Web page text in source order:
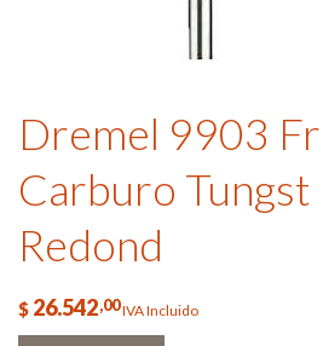
Dremel 9903
Carburo Tungst
Redond
$ 26.542,00IVA Incluido